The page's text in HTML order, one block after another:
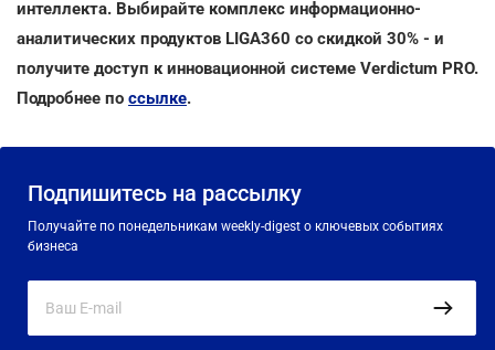
интеллекта. Выбирайте комплекс информационно-
аналитических продуктов LIGA360 со скидкой 30% - и
получите доступ к инновационной системе Verdictum PRO.
Подробнее по ссылке.
Подпишитесь на рассылку
Получайте по понедельникам weekly-digest о ключевых событиях
бизнеса